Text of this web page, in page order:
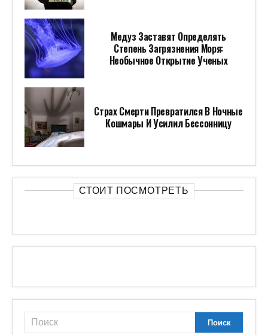
Медуз Заставят Определять
Степень Загрязнения Моря:
Необычное Открытие Ученых
Страх Смерти Превратился В Ночные
Кошмары И Усилил Бессонницу
СТОИТ ПОСМОТРЕТЬ